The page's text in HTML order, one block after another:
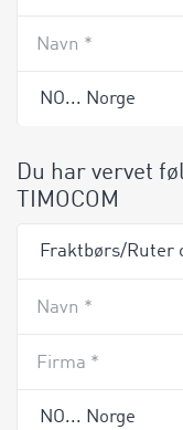
Navn *
Du har vervet
TIMOCOM
Navn *
Firma *